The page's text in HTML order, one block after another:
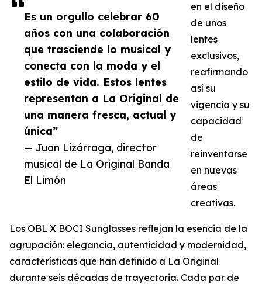
Es un orgullo celebrar 60
años con una colaboración
que trasciende lo musical y
conecta con la moda y el
estilo de vida. Estos lentes
representan a La Original de
una manera fresca, actual y
única”
— Juan Lizárraga, director
musical de La Original Banda
El Limón
en el diseño
de unos
lentes
exclusivos,
reafirmando
así su
vigencia y su
capacidad
de
reinventarse
en nuevas
áreas
creativas.
Los OBL X BOCI Sunglasses reflejan la esencia de la
agrupación: elegancia, autenticidad y modernidad,
características que han definido a La Original
durante seis décadas de trayectoria. Cada par de